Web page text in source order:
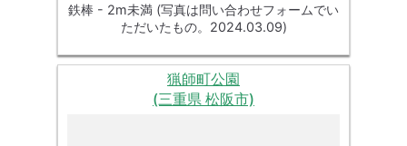
鉄棒 - 2m未満 (写真は問い合わせフォームでい
ただいたもの。2024.03.09)
猟師町公園
(三重県 松阪市)